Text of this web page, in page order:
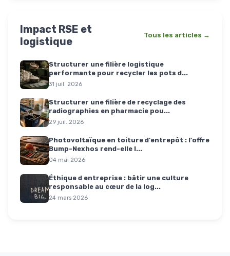
Impact RSE et
logistique
Tous les articles →
Structurer une filière logistique
performante pour recycler les pots d...
31 juil. 2026
Structurer une filière de recyclage des
radiographies en pharmacie pou...
29 juil. 2026
Photovoltaïque en toiture d'entrepôt : l'offre
Bump-Nexhos rend-elle l...
04 mai 2026
Éthique d entreprise : bâtir une culture
responsable au cœur de la log...
24 mars 2026